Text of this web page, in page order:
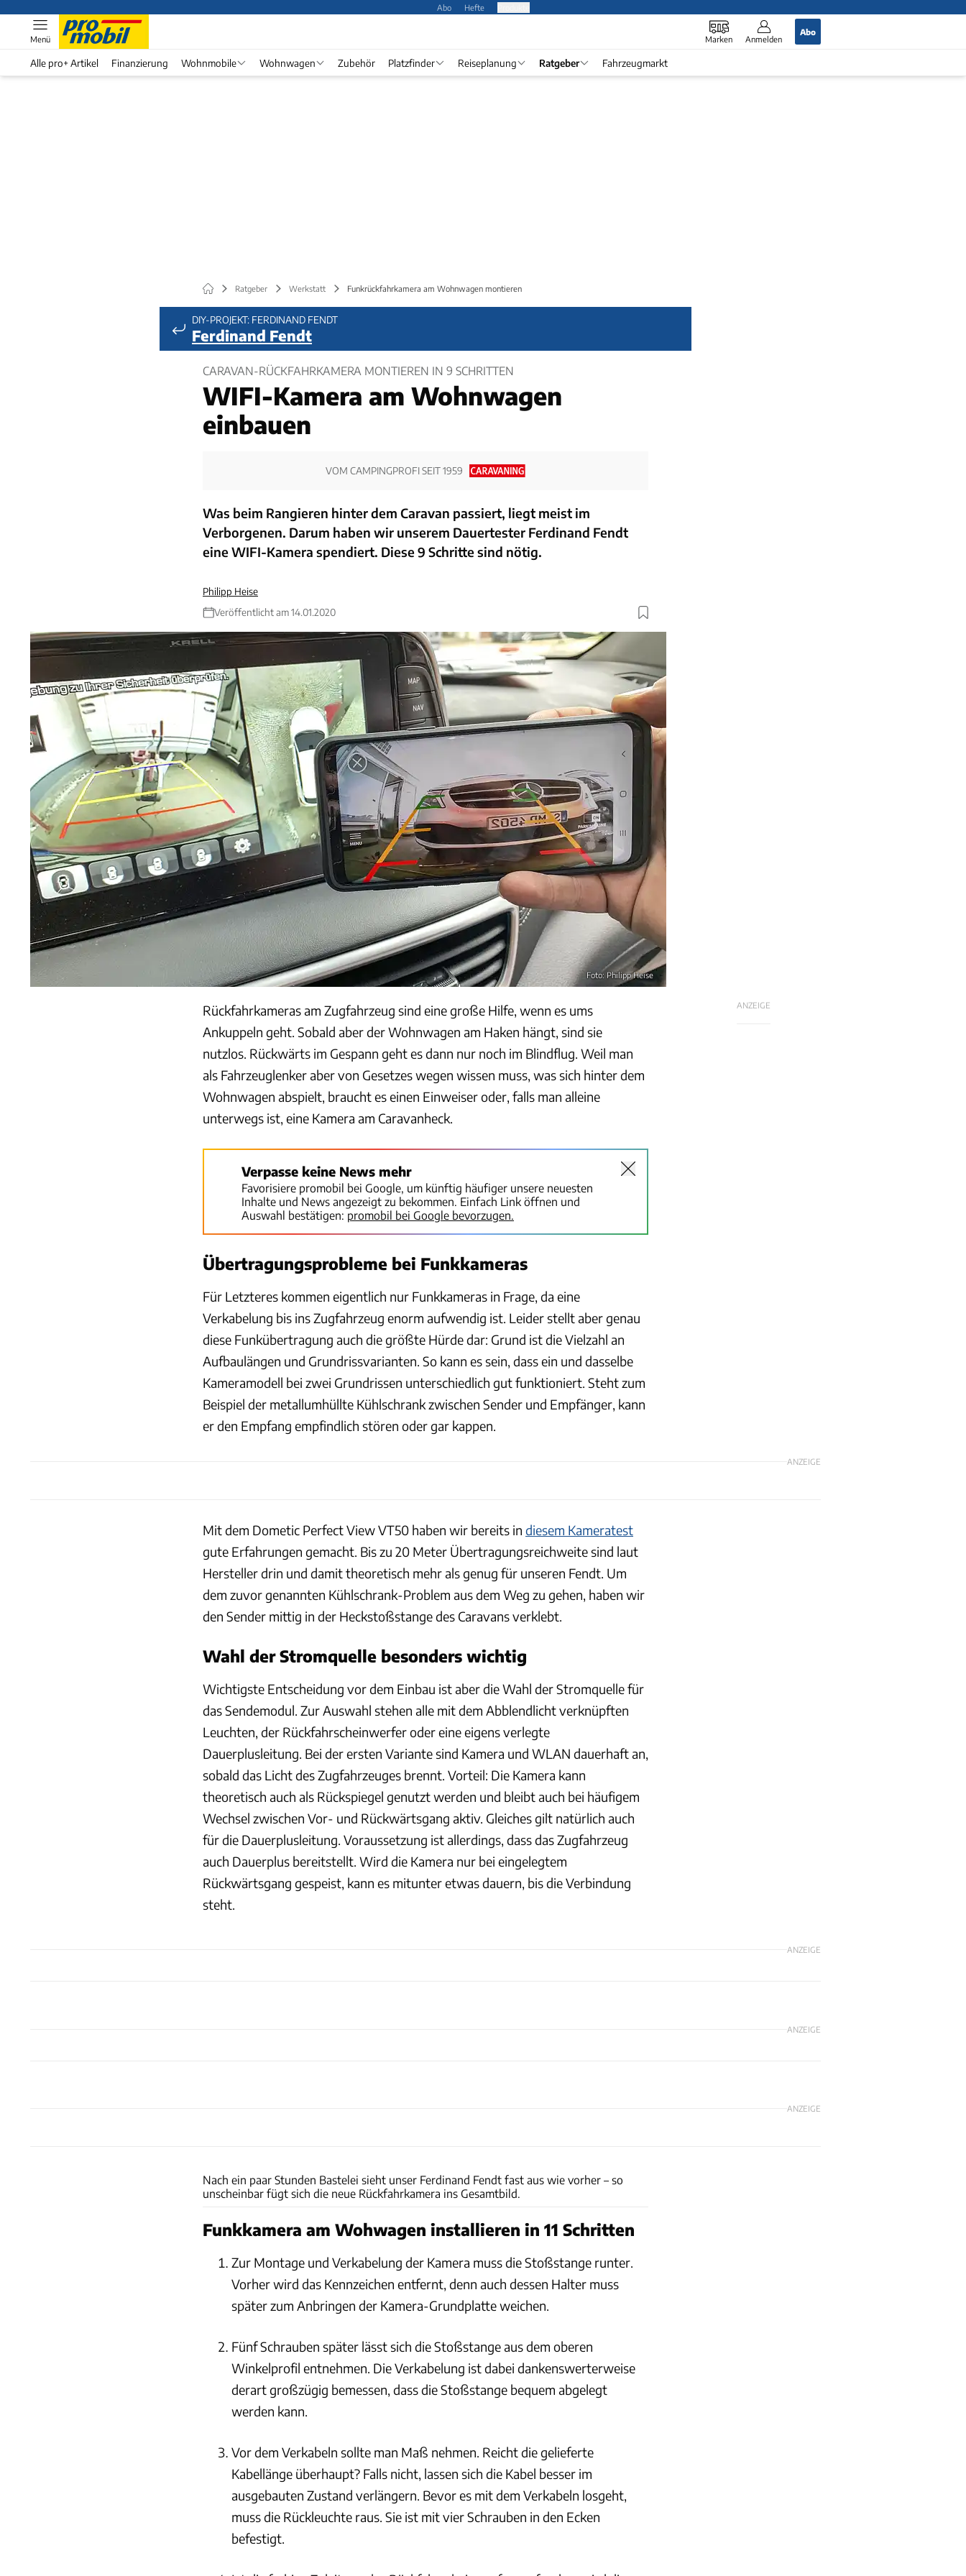
Abo Hefte
Marken Anmelden
Abo
Menü
Alle pro+ Artikel Finanzierung Wohnmobile Wohnwagen Zubehör Platzfinder Reiseplanung Ratgeber Fahrzeugmarkt
Ratgeber Werkstatt Funkrückfahrkamera am Wohnwagen montieren
DIY-PROJEKT: FERDINAND FENDT
Ferdinand Fendt
CARAVAN-RÜCKFAHRKAMERA MONTIEREN IN 9 SCHRITTEN
WIFI-Kamera am Wohnwagen
einbauen
VOM CAMPINGPROFI SEIT 1959
Was beim Rangieren hinter dem Caravan passiert, liegt meist im
Verborgenen. Darum haben wir unserem Dauertester Ferdinand Fendt
eine WIFI-Kamera spendiert. Diese 9 Schritte sind nötig.
Philipp Heise
Veröffentlicht am 14.01.2020
Foto: Philipp Heise
ANZEIGE
Rückfahrkameras am Zugfahrzeug sind eine große Hilfe, wenn es ums
Ankuppeln geht. Sobald aber der Wohnwagen am Haken hängt, sind sie
nutzlos. Rückwärts im Gespann geht es dann nur noch im Blindflug. Weil man
als Fahrzeuglenker aber von Gesetzes wegen wissen muss, was sich hinter dem
Wohnwagen abspielt, braucht es einen Einweiser oder, falls man alleine
unterwegs ist, eine Kamera am Caravanheck.
Verpasse keine News mehr
Favorisiere promobil bei Google, um künftig häufiger unsere neuesten
Inhalte und News angezeigt zu bekommen. Einfach Link öffnen und
Auswahl bestätigen: promobil bei Google bevorzugen.
Übertragungsprobleme bei Funkkameras
Für Letzteres kommen eigentlich nur Funkkameras in Frage, da eine
Verkabelung bis ins Zugfahrzeug enorm aufwendig ist. Leider stellt aber genau
diese Funkübertragung auch die größte Hürde dar: Grund ist die Vielzahl an
Aufbaulängen und Grundrissvarianten. So kann es sein, dass ein und dasselbe
Kameramodell bei zwei Grundrissen unterschiedlich gut funktioniert. Steht zum
Beispiel der metallumhüllte Kühlschrank zwischen Sender und Empfänger, kann
er den Empfang empfindlich stören oder gar kappen.
ANZEIGE
Mit dem Dometic Perfect View VT50 haben wir bereits in diesem Kameratest
gute Erfahrungen gemacht. Bis zu 20 Meter Übertragungsreichweite sind laut
Hersteller drin und damit theoretisch mehr als genug für unseren Fendt. Um
dem zuvor genannten Kühlschrank-Problem aus dem Weg zu gehen, haben wir
den Sender mittig in der Heckstoßstange des Caravans verklebt.
Wahl der Stromquelle besonders wichtig
Wichtigste Entscheidung vor dem Einbau ist aber die Wahl der Stromquelle für
das Sendemodul. Zur Auswahl stehen alle mit dem Abblendlicht verknüpften
Leuchten, der Rückfahrscheinwerfer oder eine eigens verlegte
Dauerplusleitung. Bei der ersten Variante sind Kamera und WLAN dauerhaft an,
sobald das Licht des Zugfahrzeuges brennt. Vorteil: Die Kamera kann
theoretisch auch als Rückspiegel genutzt werden und bleibt auch bei häufigem
Wechsel zwischen Vor- und Rückwärtsgang aktiv. Gleiches gilt natürlich auch
für die Dauerplusleitung. Voraussetzung ist allerdings, dass das Zugfahrzeug
auch Dauerplus bereitstellt. Wird die Kamera nur bei eingelegtem
Rückwärtsgang gespeist, kann es mitunter etwas dauern, bis die Verbindung
steht.
ANZEIGE
ANZEIGE
ANZEIGE
Nach ein paar Stunden Bastelei sieht unser Ferdinand Fendt fast aus wie vorher – so
unscheinbar fügt sich die neue Rückfahrkamera ins Gesamtbild.
Funkkamera am Wohwagen installieren in 11 Schritten
Zur Montage und Verkabelung der Kamera muss die Stoßstange runter.
Vorher wird das Kennzeichen entfernt, denn auch dessen Halter muss
später zum Anbringen der Kamera-Grundplatte weichen.
Fünf Schrauben später lässt sich die Stoßstange aus dem oberen
Winkelprofil entnehmen. Die Verkabelung ist dabei dankenswerterweise
derart großzügig bemessen, dass die Stoßstange bequem abgelegt
werden kann.
Vor dem Verkabeln sollte man Maß nehmen. Reicht die gelieferte
Kabellänge überhaupt? Falls nicht, lassen sich die Kabel besser im
ausgebauten Zustand verlängern. Bevor es mit dem Verkabeln losgeht,
muss die Rückleuchte raus. Sie ist mit vier Schrauben in den Ecken
befestigt.